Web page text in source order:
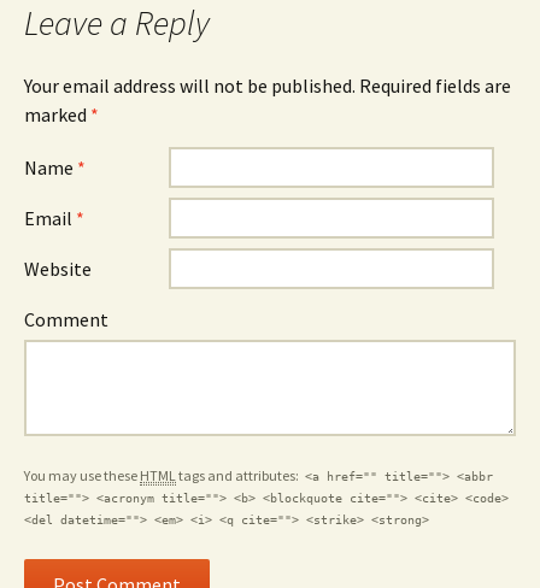
Leave a Reply
Your email address will not be published. Required fields are
marked *
Name *
Email *
Website
Comment
You may use these HTMLtags and attributes: <a href="" title=""> <abbr
title=""> <acronym title=""> <b> <blockquote cite=""> <cite> <code>
<del datetime=""> <em> <i> <q cite=""> <strike> <strong>